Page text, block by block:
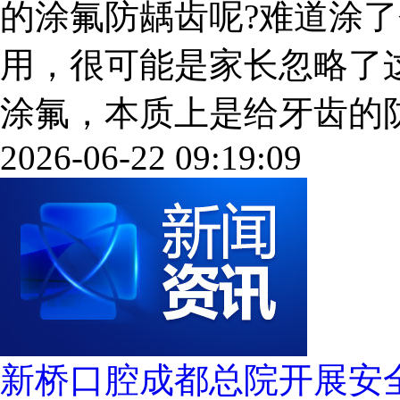
的涂氟防龋齿呢?难道涂
用，很可能是家长忽略
涂氟，本质上是给牙齿的
2026-06-22 09:19:09
新桥口腔成都总院开展